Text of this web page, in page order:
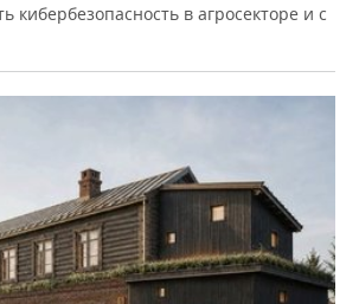
кибербезопасность в агросекторе и с